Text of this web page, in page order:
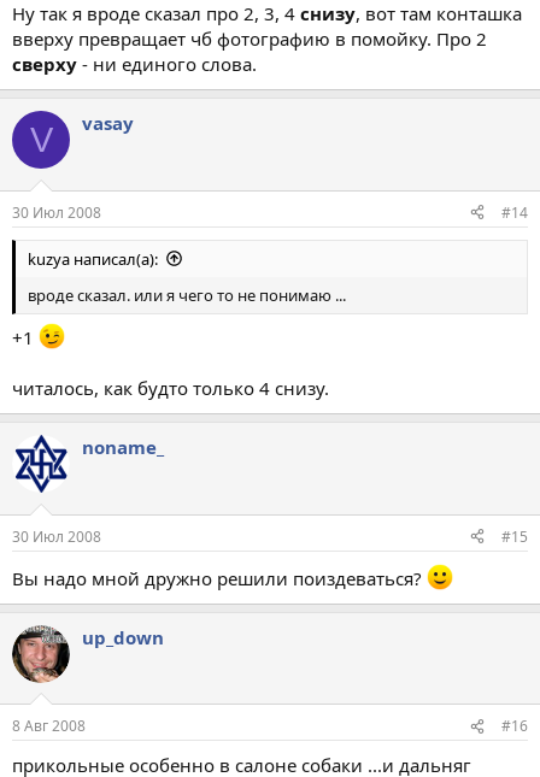
Ну так я вроде сказал про 2, 3, 4 снизу, вот там конташка
вверху превращает чб фотографию в помойку. Про 2
сверху - ни единого слова.
V vasay
30 Июл 2008 #14
kuzya написал(а):
вроде сказал. или я чего то не понимаю ...
+1
читалось, как будто только 4 снизу.
noname_
30 Июл 2008 #15
Вы надо мной дружно решили поиздеваться?
up_down
8 Авг 2008 #16
прикольные особенно в салоне собаки ...и дальняг